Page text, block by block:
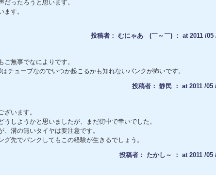
ったろうと思います。
す。
投稿者： むにゃあ (￣～￣) ： at 2011 /05
無事でなによりです。
チューブなのでいつか起こるかも知れないパンクが怖いです。
投稿者： 静民 ： at 2011 /05
います。
しようかと思いましたが、まだ街中で幸いでした。
溝の無いタイヤは要注意です。
先でパンクしてもこの経験が生きるでしょう。
投稿者： たかし～ ： at 2011 /05